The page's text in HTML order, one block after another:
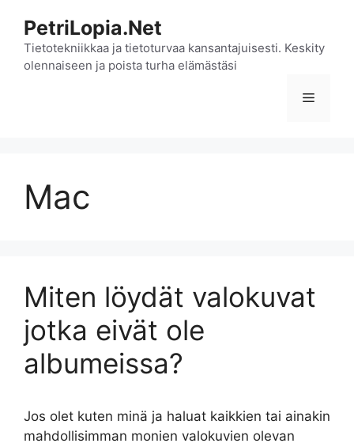
sisältöön
PetriLopia.Net
Tietotekniikkaa ja tietoturvaa kansantajuisesti. Keskity
olennaiseen ja poista turha elämästäsi
Valikko
Mac
Miten löydät valokuvat
jotka eivät ole
albumeissa?
Jos olet kuten minä ja haluat kaikkien tai ainakin
mahdollisimman monien valokuvien olevan